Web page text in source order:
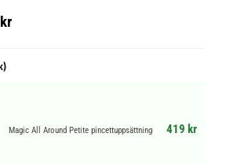
Magic All Around Petite pincettuppsättning 419 kr